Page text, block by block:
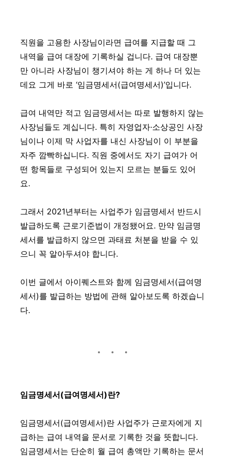
직원을 고용한 사장님이라면 급여를 지급할 때 그
내역을 급여 대장에 기록하실 겁니다. 급여 대장뿐
만 아니라 사장님이 챙기셔야 하는 게 하나 더 있는
데요 그게 바로 ‘임금명세서(급여명세서)’입니다.
급여 내역만 적고 임금명세서는 따로 발행하지 않는
사장님들도 계십니다. 특히 자영업자·소상공인 사장
님이나 이제 막 사업자를 내신 사장님이 이 부분을
자주 깜빡하십니다. 직원 중에서도 자기 급여가 어
떤 항목들로 구성되어 있는지 모르는 분들도 있어
요.
그래서 2021년부터는 사업주가 임금명세서 반드시
발급하도록 근로기준법이 개정됐어요. 만약 임금명
세서를 발급하지 않으면 과태료 처분을 받을 수 있
으니 꼭 알아두셔야 합니다.
이번 글에서 아이퀘스트와 함께 임금명세서(급여명
세서)를 발급하는 방법에 관해 알아보도록 하겠습니
다.
임금명세서(급여명세서)란?
임금명세서(급여명세서)란 사업주가 근로자에게 지
급하는 급여 내역을 문서로 기록한 것을 뜻합니다.
임금명세서는 단순히 월 급여 총액만 기록하는 문서